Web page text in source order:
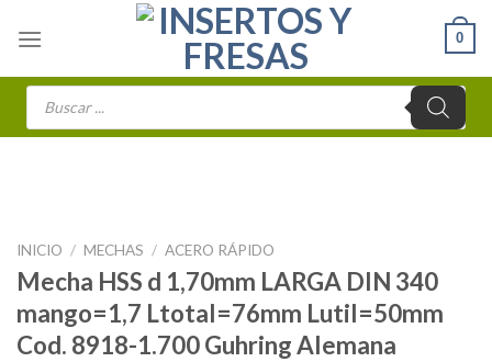
0
Búsqueda
INICIO / MECHAS / ACERO RÁPIDO
Mecha HSS d 1,70mm LARGA DIN 340
mango=1,7 Ltotal=76mm Lutil=50mm
Cod. 8918-1.700 Guhring Alemana